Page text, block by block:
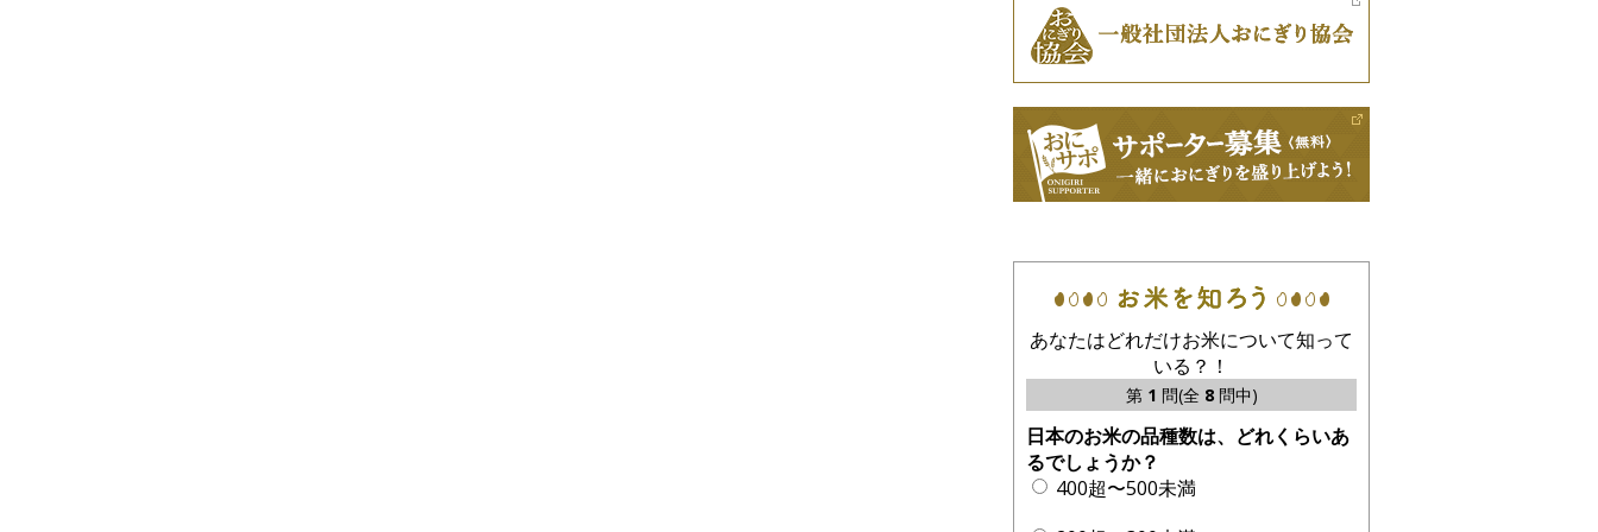
あなたはどれだけお米について知って
いる？！
第 1 問(全 8問中)
日本のお米の品種数は、どれくらいあ
るでしょうか？
400超〜500未満